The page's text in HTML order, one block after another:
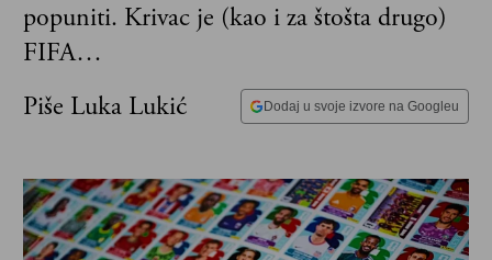
popuniti. Krivac je (kao i za štošta drugo)
FIFA…
Piše Luka Lukić
Dodaj u svoje izvore na Googleu